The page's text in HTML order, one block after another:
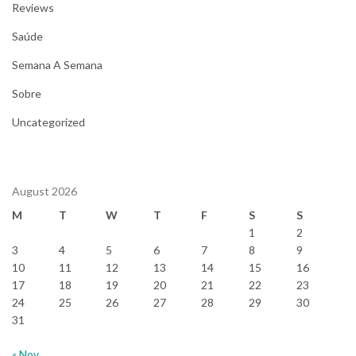
Reviews
Saúde
Semana A Semana
Sobre
Uncategorized
August 2026
M
T W T F S
S
1
2
3
4 5 6 7 8
9
10
11 12 13 14 15
16
17
18 19 20 21 22
23
24
25 26 27 28 29
30
31